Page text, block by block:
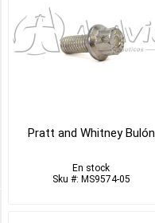
Pratt and Whitney Bulón
En stock
Sku #: MS9574-05
O
Rings
Varios
(2)
MORE